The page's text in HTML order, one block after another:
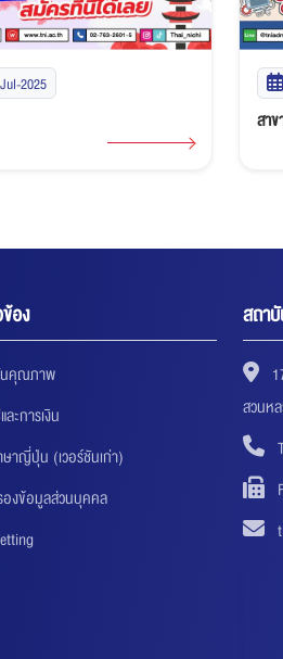
2025
สา
อง
นคุณภาพ
ะการเงิน
ษาญี่ปุ่น (เวอร์ชันเก่า)
งข้อมูลส่วนบุคคล
สถา
สวนห